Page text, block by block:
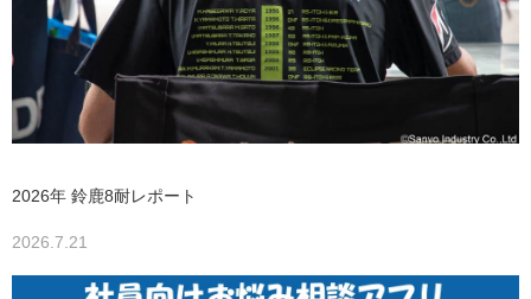
2026年 鈴鹿8耐レポート
2026.7.21